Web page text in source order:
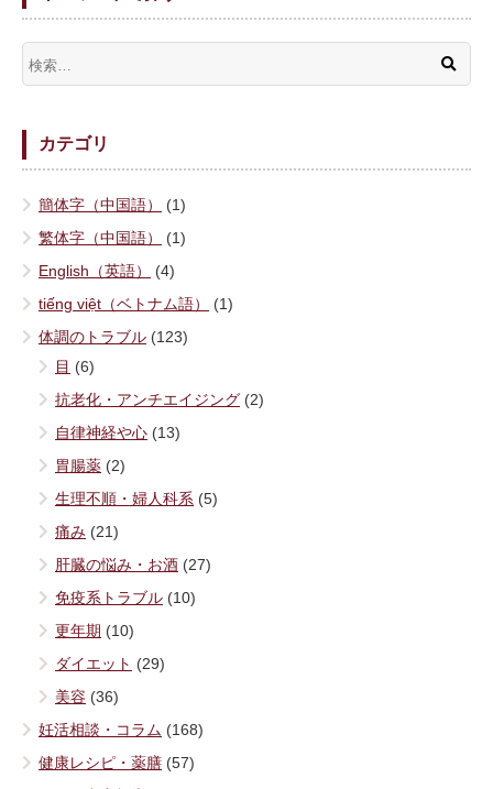
カテゴリ
簡体字（中国語）
(1)
繁体字（中国語）
(1)
English（英語）
(4)
tiếng việt（ベトナム語）
(1)
体調のトラブル (123)
目 (6)
抗老化・アンチエイジング (2)
自律神経や心 (13)
胃腸薬 (2)
生理不順・婦人科系 (5)
痛み (21)
肝臓の悩み・お酒 (27)
免疫系トラブル (10)
更年期 (10)
ダイエット (29)
美容 (36)
妊活相談・コラム (168)
健康レシピ・薬膳 (57)